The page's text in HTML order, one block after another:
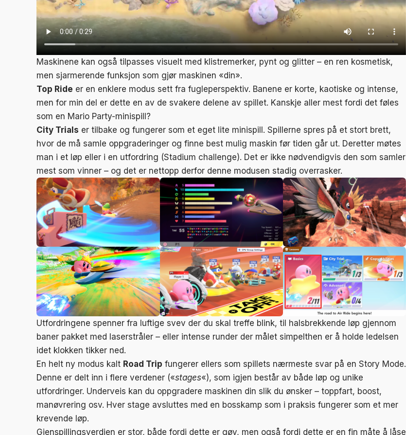
Maskinene kan også tilpasses visuelt med klistremerker, pynt og glitter – en ren kosmetisk,
men sjarmerende funksjon som gjør maskinen «din».
Top Ride er en enklere modus sett fra fugleperspektiv. Banene er korte, kaotiske og intense,
men for min del er dette en av de svakere delene av spillet. Kanskje aller mest fordi det føles
som en Mario Party-minispill?
City Trials er tilbake og fungerer som et eget lite minispill. Spillerne spres på et stort brett,
hvor de må samle oppgraderinger og finne best mulig maskin før tiden går ut. Deretter møtes
man i et løp eller i en utfordring (Stadium challenge). Det er ikke nødvendigvis den som samler
mest som vinner – og det er nettopp derfor denne modusen stadig overrasker.
Utfordringene spenner fra luftige svev der du skal treffe blink, til halsbrekkende løp gjennom
baner pakket med laserstråler – eller intense runder der målet simpelthen er å holde ledelsen
idet klokken tikker ned.
En helt ny modus kalt Road Trip fungerer ellers som spillets nærmeste svar på en Story Mode.
Denne er delt inn i flere verdener («stages«), som igjen består av både løp og unike
utfordringer. Underveis kan du oppgradere maskinen din slik du ønsker – toppfart, boost,
manøvrering osv. Hver stage avsluttes med en bosskamp som i praksis fungerer som et mer
krevende løp.
Gjenspillingsverdien er stor, både fordi dette er gøy, men også fordi dette er en fin måte å låse